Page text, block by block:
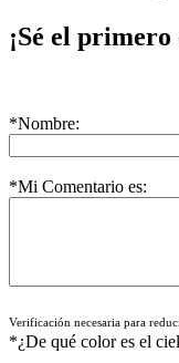
¡Sé el
*Nombre:
*Mi Comentario es:
Verificación necesaria para
*¿De qué color es el